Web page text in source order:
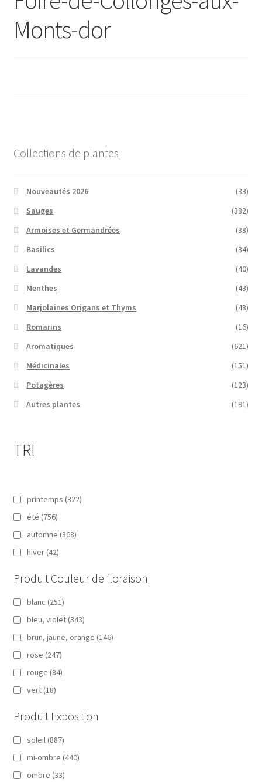
Conseils
Monts-dor
Collections de plantes
Nouveautés 2026
(33)
Sauges
(382)
Armoises et Germandrées
(38)
Basilics
(34)
Lavandes
(40)
Menthes
(43)
Marjolaines Origans et Thyms
(48)
Romarins
(16)
Aromatiques
(621)
Médicinales
(151)
Potagères
(123)
Autres plantes
(191)
TRI
printemps (322)
été (756)
automne (368)
hiver (42)
Produit Couleur de floraison
blanc (251)
bleu, violet (343)
brun, jaune, orange (146)
rose (247)
rouge (84)
vert (18)
Produit Exposition
soleil (887)
mi-ombre (440)
ombre (33)